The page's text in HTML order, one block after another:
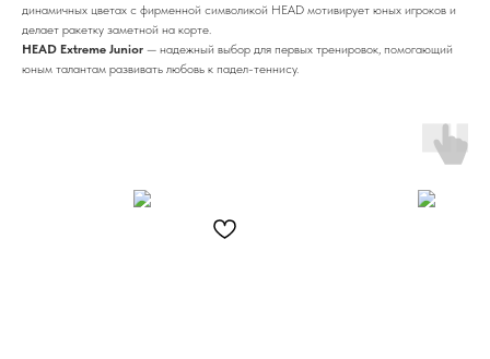
динамичных цветах с фирменной символикой HEAD мотивирует юных игроков и
делает ракетку заметной на корте.
HEAD Extreme Junior — надежный выбор для первых тренировок, помогающий
юным талантам развивать любовь к падел-теннису.